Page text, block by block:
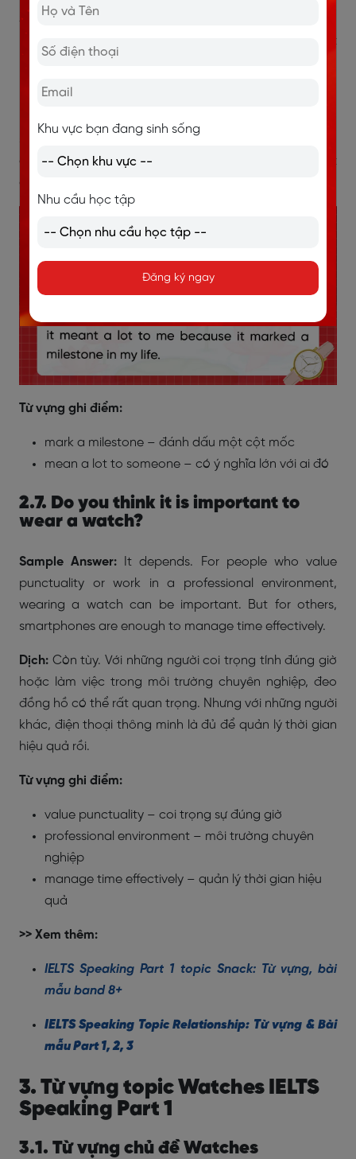
Sample Answer:
my 18th birthday. It was a simple silver one, but it
meant a lot to me because it marked a milestone in
my life.
sinh nhật 18 tuổi. Đó là một chiếc đồng hồ bạc đơn
giản, nhưng rất có ý nghĩa với tôi vì nó đánh dấu một
cột mốc quan trọng trong cuộc đời.
Từ vựng ghi điểm:
mark a milestone – đánh dấu một cột mốc
mean a lot to someone – có ý nghĩa lớn với ai đó
2.7. Do you think it is important to
wear a watch?
Sample Answer: It depends. For people who value
punctuality or work in a professional environment,
wearing a watch can be important. But for others,
smartphones are enough to manage time effectively.
Dịch: Còn tùy. Với những người coi trọng tính đúng giờ
hoặc làm việc trong môi trường chuyên nghiệp, đeo
đồng hồ có thể rất quan trọng. Nhưng với những người
khác, điện thoại thông minh là đủ để quản lý thời gian
hiệu quả rồi.
Từ vựng ghi điểm:
value punctuality – coi trọng sự đúng giờ
professional environment – môi trường chuyên
nghiệp
manage time effectively – quản lý thời gian hiệu
quả
>> Xem thêm:
IELTS Speaking Part 1 topic Snack: Từ vựng, bài
mẫu band 8+
IELTS Speaking Topic Relationship: Từ vựng & Bài
mẫu Part 1, 2, 3
3. Từ vựng topic Watches IELTS
Speaking Part 1
3.1. Từ vựng chủ đề Watches
Khu vực bạn đang sinh sống
Nhu cầu học tập
Đăng ký ngay